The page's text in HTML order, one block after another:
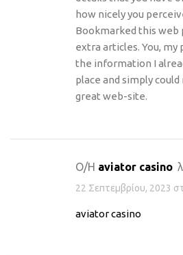
how nicely you
Bookmarked this web
extra articles. You, my
the information I
place and simply
great web-site.
Ο/Η aviator casino
22 Σεπτεμβρίου, 2023
aviator casino